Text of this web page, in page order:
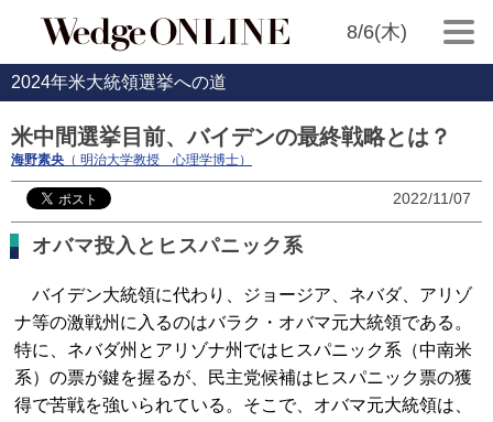
8/6(木)
2024年米大統領選挙への道
米中間選挙目前、バイデンの最終戦略とは？
海野素央 （ 明治大学教授 心理学博士）
2022/11/07
オバマ投入とヒスパニック系
バイデン大統領に代わり、ジョージア、ネバダ、アリゾ
ナ等の激戦州に入るのはバラク・オバマ元大統領である。
特に、ネバダ州とアリゾナ州ではヒスパニック系（中南米
系）の票が鍵を握るが、民主党候補はヒスパニック票の獲
得で苦戦を強いられている。そこで、オバマ元大統領は、